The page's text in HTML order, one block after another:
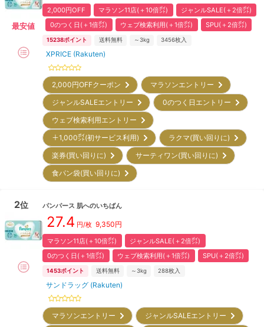
最安値
2,000円OFF マラソン11店(＋10倍㌽)
ジャンルSALE(＋2倍㌽)
0のつく日(＋1倍㌽)
ウェブ検索利用(＋1倍㌽) SPU(＋2倍㌽)
15238ポイント 送料無料 ～3kg 3456枚入
XPRICE (Rakuten)
2,000円OFFクーポン
マラソンエントリー
ジャンルSALEエントリー
0のつく日エントリー
ウェブ検索利用エントリー
＋1,000㌽(初サービス利用)
ラクマ(買い回りに)
楽券(買い回りに)
サーティワン(買い回りに)
食パン袋(買い回りに)
2位 パンパース 肌へのいちばん
27.4 円/枚 9,350円
マラソン11店(＋10倍㌽)
ジャンルSALE(＋2倍㌽)
0のつく日(＋1倍㌽)
ウェブ検索利用(＋1倍㌽) SPU(＋2倍㌽)
1453ポイント 送料無料 ～3kg 288枚入
サンドラッグ (Rakuten)
マラソンエントリー
ジャンルSALEエントリー